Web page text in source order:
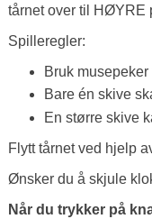
tårnet over til HØYRE
Spilleregler:
Bruk
Bare én skive
En større skive
Flytt tårnet ved hjelp
Ønsker du å skjule
Når du trykker på